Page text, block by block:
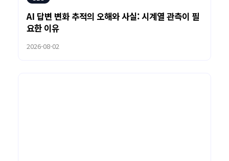
AI 답변 변화 추적의 오해와 사실: 시계열 관측이 필
요한 이유
2026-08-02